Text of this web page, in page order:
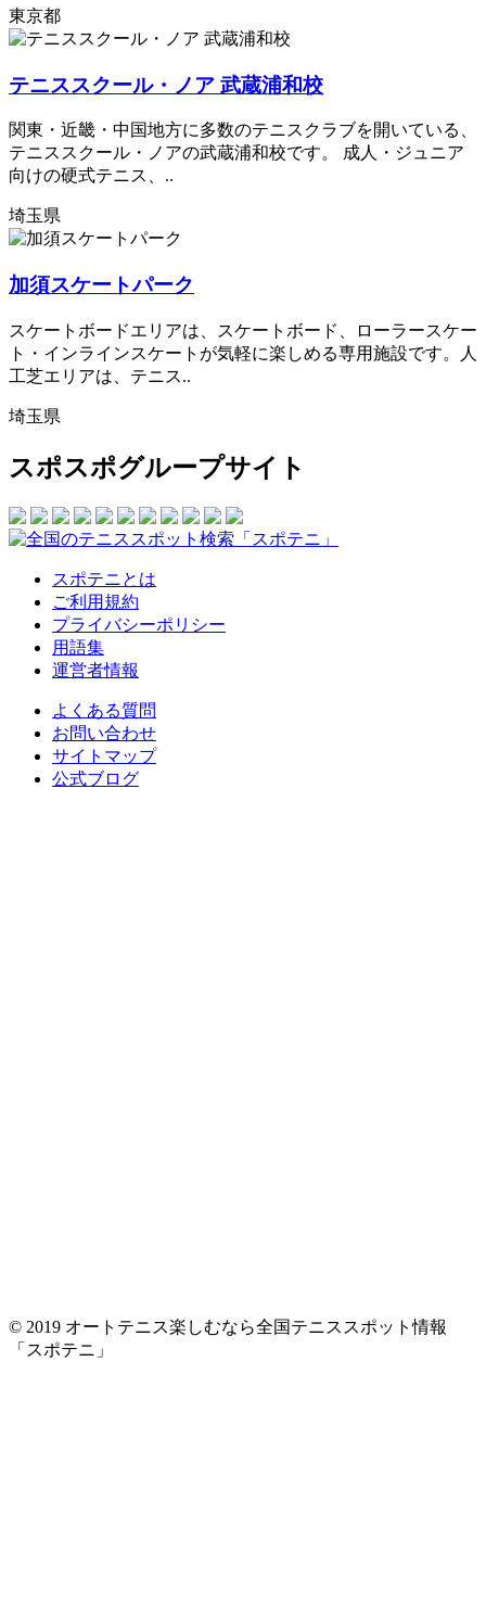
東京都
テニススクール・ノア 武蔵浦和校
関東・近畿・中国地方に多数のテニスクラブを開いている、
テニススクール・ノアの武蔵浦和校です。 成人・ジュニア
向けの硬式テニス、..
埼玉県
加須スケートパーク
スケートボードエリアは、スケートボード、ローラースケー
ト・インラインスケートが気軽に楽しめる専用施設です。人
工芝エリアは、テニス..
埼玉県
スポスポグループサイト
スポテニとは
ご利用規約
プライバシーポリシー
用語集
運営者情報
よくある質問
お問い合わせ
サイトマップ
公式ブログ
© 2019 オートテニス楽しむなら全国テニススポット情報
「スポテニ」